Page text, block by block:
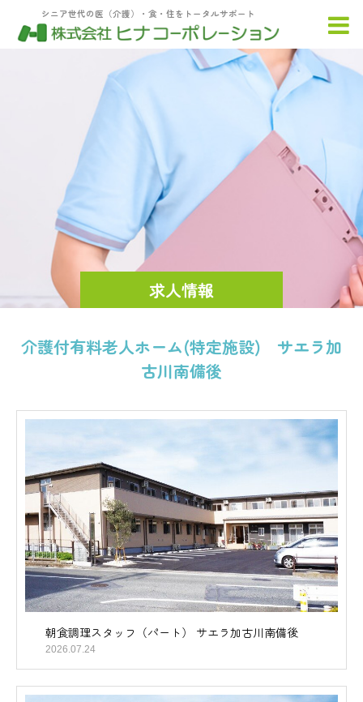
シニア世代の医（介護）・食・住をトータルサポート
求人情報
介護付有料老人ホーム(特定施設) サエラ加
古川南備後
朝食調理スタッフ（パート） サエラ加古川南備後
2026.07.24